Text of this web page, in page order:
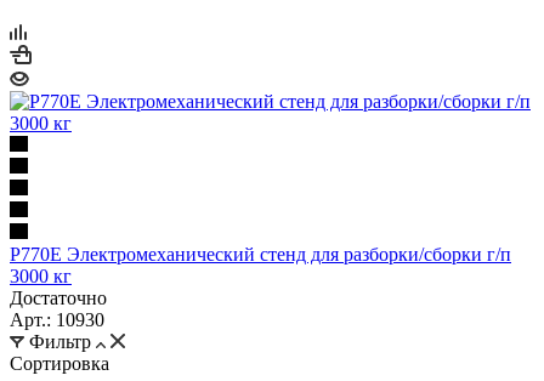
Р770Е Электромеханический стенд для разборки/сборки г/п
3000 кг
Достаточно
Арт.: 10930
Фильтр
Сортировка